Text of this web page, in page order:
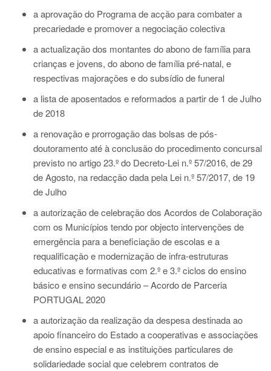
a aprovação do Programa de acção para combater a
precariedade e promover a negociação colectiva
a actualização dos montantes do abono de família para
crianças e jovens, do abono de família pré-natal, e
respectivas majorações e do subsídio de funeral
a lista de aposentados e reformados a partir de 1 de Julho
de 2018
a renovação e prorrogação das bolsas de pós-
doutoramento até à conclusão do procedimento concursal
previsto no artigo 23.º do Decreto-Lei n.º 57/2016, de 29
de Agosto, na redacção dada pela Lei n.º 57/2017, de 19
de Julho
a autorização de celebração dos Acordos de Colaboração
com os Municípios tendo por objecto intervenções de
emergência para a beneficiação de escolas e a
requalificação e modernização de infra-estruturas
educativas e formativas com 2.º e 3.º ciclos do ensino
básico e ensino secundário – Acordo de Parceria
PORTUGAL 2020
a autorização da realização da despesa destinada ao
apoio financeiro do Estado a cooperativas e associações
de ensino especial e as instituições particulares de
solidariedade social que celebrem contratos de